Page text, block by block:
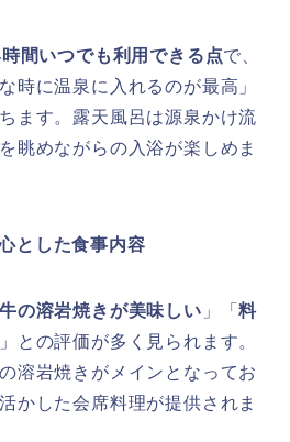
間いつでも利用できる点で、
時に温泉に入れるのが最高」
ます。露天風呂は源泉かけ流
眺めながらの入浴が楽しめま
とした食事内容
の溶岩焼きが美味しい 」「料
」との評価が多く見られます。
溶岩焼きがメインとなってお
かした会席料理が提供されま